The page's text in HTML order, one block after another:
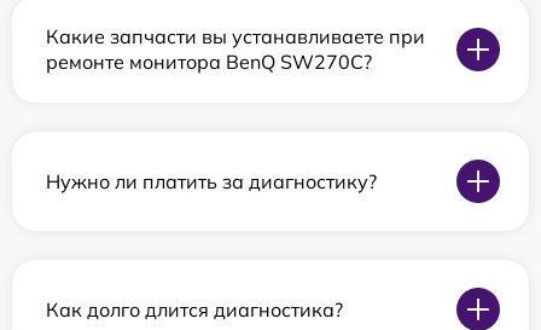
Какие запчасти вы устанавливаете при
ремонте монитора BenQ SW270C?
Нужно ли платить за диагностику?
Как долго длится диагностика?